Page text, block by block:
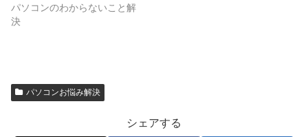
パソコンのわからないこと解
決
パソコンお悩み解決
シェアする